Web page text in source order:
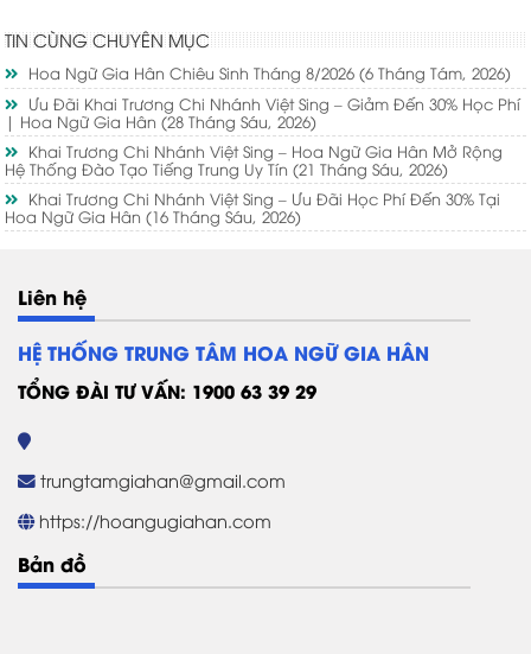
TIN CÙNG CHUYÊN MỤC
Hoa Ngữ Gia Hân Chiêu Sinh Tháng 8/2026(6 Tháng Tám, 2026)
Ưu Đãi Khai Trương Chi Nhánh Việt Sing – Giảm Đến 30% Học Phí
| Hoa Ngữ Gia Hân(28 Tháng Sáu, 2026)
Khai Trương Chi Nhánh Việt Sing – Hoa Ngữ Gia Hân Mở Rộng
Hệ Thống Đào Tạo Tiếng Trung Uy Tín(21 Tháng Sáu, 2026)
Khai Trương Chi Nhánh Việt Sing – Ưu Đãi Học Phí Đến 30% Tại
Hoa Ngữ Gia Hân(16 Tháng Sáu, 2026)
Liên hệ
HỆ THỐNG TRUNG TÂM HOA NGỮ GIA HÂN
TỔNG ĐÀI TƯ VẤN: 1900 63 39 29
trungtamgiahan@gmail.com
https://hoangugiahan.com
Bản đồ